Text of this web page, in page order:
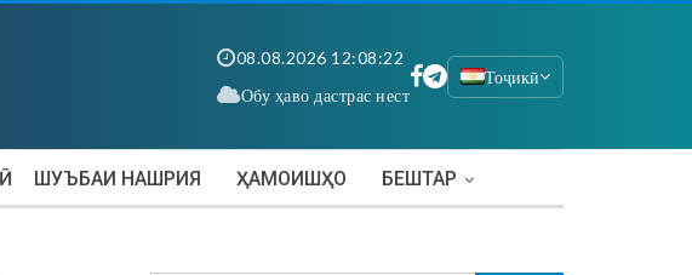
08.08.2026 12:08:22
Обу ҳаво дастрас нест
Тоҷикӣ
ШУЪБАИ НАШРИЯ ҲАМОИШҲО БЕШТАР